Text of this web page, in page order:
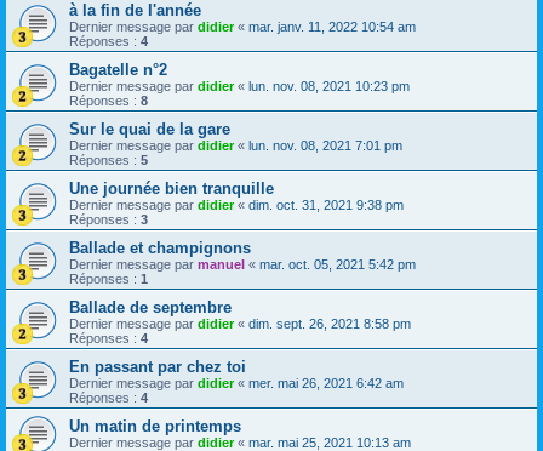
à la fin de l'année
Dernier message par didier« mar. janv. 11, 2022 10:54 am
Réponses : 4
Bagatelle n°2
Dernier message par didier« lun. nov. 08, 2021 10:23 pm
Réponses : 8
Sur le quai de la gare
Dernier message par didier« lun. nov. 08, 2021 7:01 pm
Réponses : 5
Une journée bien tranquille
Dernier message par didier« dim. oct. 31, 2021 9:38 pm
Réponses : 3
Ballade et champignons
Dernier message par manuel « mar. oct. 05, 2021 5:42 pm
Réponses : 1
Ballade de septembre
Dernier message par didier« dim. sept. 26, 2021 8:58 pm
Réponses : 4
En passant par chez toi
Dernier message par didier« mer. mai 26, 2021 6:42 am
Réponses : 4
Un matin de printemps
Dernier message par didier« mar. mai 25, 2021 10:13 am